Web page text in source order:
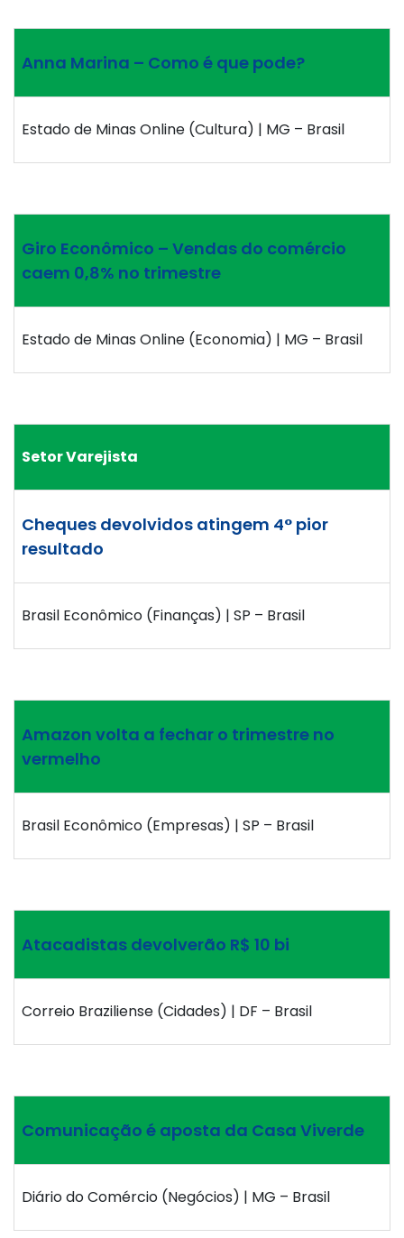
Anna Marina – Como é que pode?
Estado de Minas Online (Cultura) | MG – Brasil
Giro Econômico – Vendas do comércio
caem 0,8% no trimestre
Estado de Minas Online (Economia) | MG – Brasil
Setor Varejista
Cheques devolvidos atingem 4° pior
resultado
Brasil Econômico (Finanças) | SP – Brasil
Amazon volta a fechar o trimestre no
vermelho
Brasil Econômico (Empresas) | SP – Brasil
Atacadistas devolverão R$ 10 bi
Correio Braziliense (Cidades) | DF – Brasil
Comunicação é aposta da Casa Viverde
Diário do Comércio (Negócios) | MG – Brasil